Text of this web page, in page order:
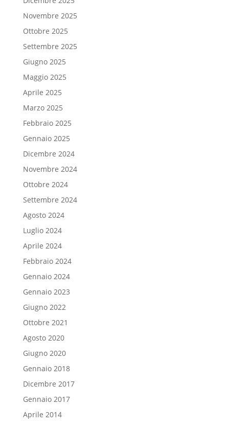
Novembre 2025
Ottobre 2025
Settembre 2025
Giugno 2025
Maggio 2025
Aprile 2025
Marzo 2025
Febbraio 2025
Gennaio 2025
Dicembre 2024
Novembre 2024
Ottobre 2024
Settembre 2024
Agosto 2024
Luglio 2024
Aprile 2024
Febbraio 2024
Gennaio 2024
Gennaio 2023
Giugno 2022
Ottobre 2021
Agosto 2020
Giugno 2020
Gennaio 2018
Dicembre 2017
Gennaio 2017
Aprile 2014